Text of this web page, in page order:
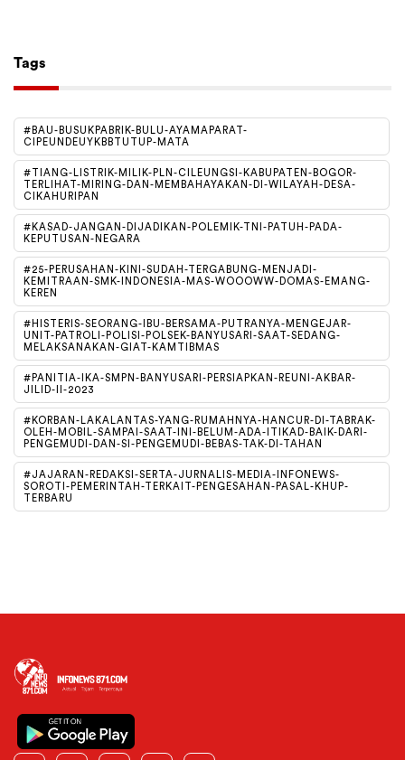
Tags
#BAU-BUSUKPABRIK-BULU-AYAMAPARAT-
CIPEUNDEUYKBBTUTUP-MATA
#TIANG-LISTRIK-MILIK-PLN-CILEUNGSI-KABUPATEN-BOGOR-
TERLIHAT-MIRING-DAN-MEMBAHAYAKAN-DI-WILAYAH-DESA-
CIKAHURIPAN
#KASAD-JANGAN-DIJADIKAN-POLEMIK-TNI-PATUH-PADA-
KEPUTUSAN-NEGARA
#25-PERUSAHAN-KINI-SUDAH-TERGABUNG-MENJADI-
KEMITRAAN-SMK-INDONESIA-MAS-WOOOWW-DOMAS-EMANG-
KEREN
#HISTERIS-SEORANG-IBU-BERSAMA-PUTRANYA-MENGEJAR-
UNIT-PATROLI-POLISI-POLSEK-BANYUSARI-SAAT-SEDANG-
MELAKSANAKAN-GIAT-KAMTIBMAS
#PANITIA-IKA-SMPN-BANYUSARI-PERSIAPKAN-REUNI-AKBAR-
JILID-II-2023
#KORBAN-LAKALANTAS-YANG-RUMAHNYA-HANCUR-DI-TABRAK-
OLEH-MOBIL-SAMPAI-SAAT-INI-BELUM-ADA-ITIKAD-BAIK-DARI-
PENGEMUDI-DAN-SI-PENGEMUDI-BEBAS-TAK-DI-TAHAN
#JAJARAN-REDAKSI-SERTA-JURNALIS-MEDIA-INFONEWS-
SOROTI-PEMERINTAH-TERKAIT-PENGESAHAN-PASAL-KHUP-
TERBARU